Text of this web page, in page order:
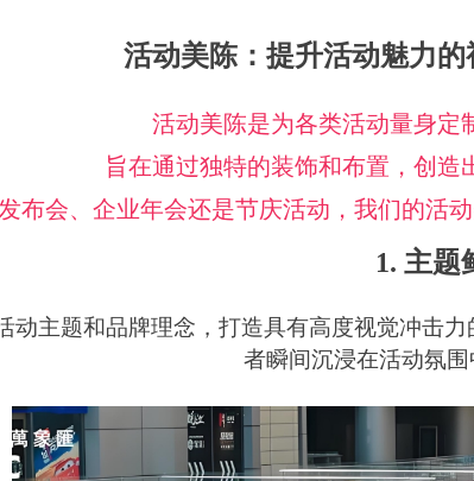
活动美陈：提升活动魅力的
活动美陈是为各类活动量身定
旨在通过独特的装饰和布置，创造
布会、企业年会还是节庆活动，我们的活
1. 主题
动主题和品牌理念，打造具有高度视觉冲击
者瞬间沉浸在活动氛围